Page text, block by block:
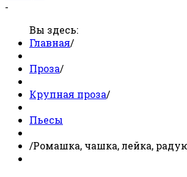
-
Вы здесь:
Главная/
Проза/
Крупная проза/
Пьесы
/Ромашка, чашка, лейка,